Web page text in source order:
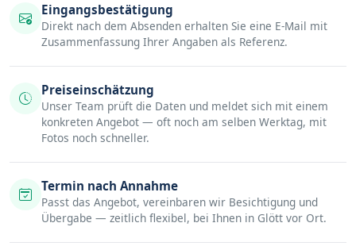
Eingangsbestätigung
Direkt nach dem Absenden erhalten Sie eine E-Mail mit
Zusammenfassung Ihrer Angaben als Referenz.
Preiseinschätzung
Unser Team prüft die Daten und meldet sich mit einem
konkreten Angebot — oft noch am selben Werktag, mit
Fotos noch schneller.
Termin nach Annahme
Passt das Angebot, vereinbaren wir Besichtigung und
Übergabe — zeitlich flexibel, bei Ihnen in Glött vor Ort.